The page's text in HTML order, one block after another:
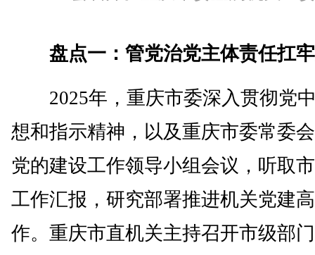
盘点一：管党治党主体责任扛
2025年，重庆市委深入贯彻党
想和指示精神，以及重庆市委常委
党的建设工作领导小组会议，听取
工作汇报，研究部署推进机关党建
作。重庆市直机关主持召开市级部